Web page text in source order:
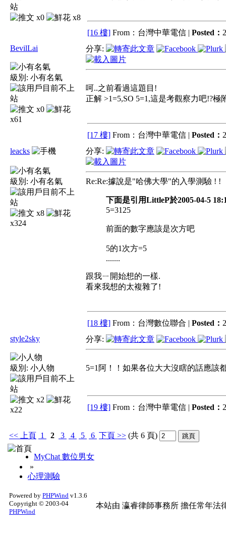
x0 x8
[16 樓] From：台灣中華電信 | Posted：
BevilLai
級別: 小有名氣
x0
x61
分享:
呵..之前看過這題目!
正解 >1=5,SO 5=1,這是考觀察力吧!?極
[17 樓] From：台灣中華電信 | Posted：
leacks
級別: 小有名氣
x8
x324
分享:
Re:Re:據說是"哈佛大學"的入學測驗 ! !
下面是引用LittleP於2005-04-5
5=3125
前面的數字應該是次方吧
5的1次方=5
.......
跟我ㄧ開始想的一樣.
看來我想的太複雜了!
[18 樓] From：台灣數位聯合 | Posted：
style2sky
級別: 小人物
x2
x22
分享:
5=1阿！！如果各位大大沒瞎的話應該
[19 樓] From：台灣中華電信 | Posted：
<< 上頁 1 2 3 4 5 6 下頁 >> (共 6 頁)
MyChat 數位男女
»
心理測驗
Powered by PHPWind v1.3.6
Copyright © 2003-04
PHPWind
本站由 瀛睿律師事務所 擔任常年法